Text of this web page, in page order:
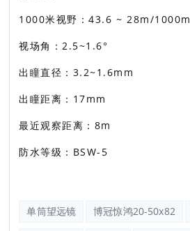
1000米视野：43.6 ~ 28m/1000m
视场角：2.5~1.6°
出瞳直径：3.2~1.6mm
出瞳距离：17mm
最近观察距离：8m
防水等级：BSW-5
单筒望远镜 博冠惊鸿20-50x82